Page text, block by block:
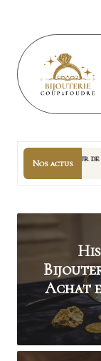
content
B
o
u
t
e
r
i
e
c
Nos actus
de la tradition
Achat